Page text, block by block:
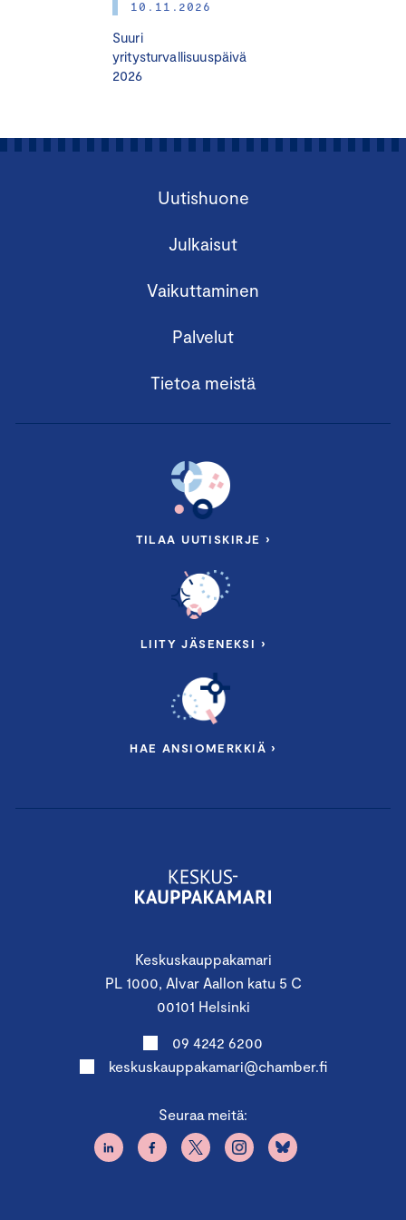
kehittäminen.
VSME-standardin rakenne
Comprehensive eli laajennettu moduuli:
Mahdollisuus keskustella kestävyysraportoinnista
ja kysyä käytännön vinkkejä
Jussi Hakanen toimii vastuullisuuspäällikkönä
auttaa yrityksiä muuttamaan toimintaansa entistä
kestävämmäksi.
liiketoimintaan erikoistunut ekonomi.
10.11.2026
Suuri
yritysturvallisuuspäivä
2026
Keskuskauppakamari
PL 1000, Alvar Aallon katu 5 C
00101 Helsinki
09 4242 6200
keskuskauppakamari@chamber.fi
Seuraa meitä:
Uutishuone
Julkaisut
Vaikuttaminen
Palvelut
Tietoa meistä
TILAA UUTISKIRJE ›
LIITY JÄSENEKSI ›
HAE ANSIOMERKKIÄ ›